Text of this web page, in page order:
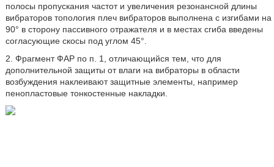
полосы пропускания частот и увеличения резонансной длины
вибраторов топология плеч вибраторов выполнена с изгибами на
90° в сторону пассивного отражателя и в местах сгиба введены
согласующие скосы под углом 45°.
2. Фрагмент ФАР по п. 1, отличающийся тем, что для
дополнительной защиты от влаги на вибраторы в области
возбуждения наклеивают защитные элементы, например
пенопластовые тонкостенные накладки.